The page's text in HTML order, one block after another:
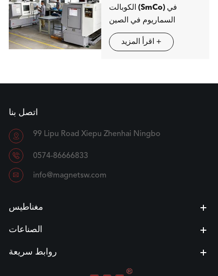
الكوبالت (SmCo) في
السماريوم في الصين
اقرأ المزيد +
اتصل بنا
 99 Lipu Road Xiepu Zhenhai Ningbo
 0574-86666833
 info@magnetsw.com
مغناطيس
الصناعات
روابط سريعة